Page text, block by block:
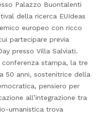
Palazzo Buontalenti
della ricerca EUIdeas
europeo con ricco
partecipare previa
presso Villa Salviati.
stampa, la tre
50 anni, sostenitrice della
pensiero per
all’integrazione tra
umanistica trova